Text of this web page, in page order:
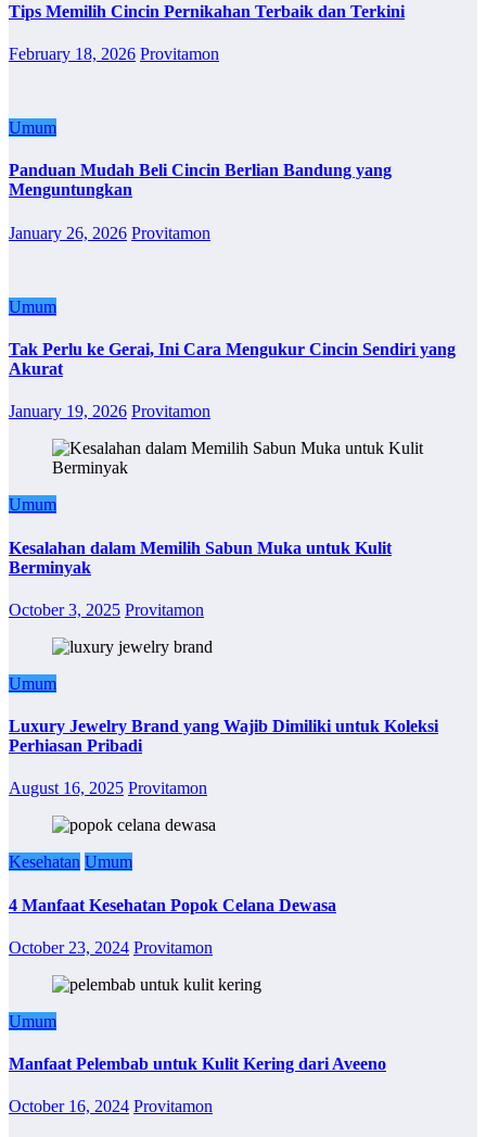
Tips Memilih Cincin Pernikahan Terbaik dan Terkini
February 18, 2026 Provitamon
Umum
Panduan Mudah Beli Cincin Berlian Bandung yang
Menguntungkan
January 26, 2026 Provitamon
Umum
Tak Perlu ke Gerai, Ini Cara Mengukur Cincin Sendiri yang
Akurat
January 19, 2026 Provitamon
Umum
Kesalahan dalam Memilih Sabun Muka untuk Kulit
Berminyak
October 3, 2025 Provitamon
Umum
Luxury Jewelry Brand yang Wajib Dimiliki untuk Koleksi
Perhiasan Pribadi
August 16, 2025 Provitamon
Kesehatan Umum
4 Manfaat Kesehatan Popok Celana Dewasa
October 23, 2024 Provitamon
Umum
Manfaat Pelembab untuk Kulit Kering dari Aveeno
October 16, 2024 Provitamon